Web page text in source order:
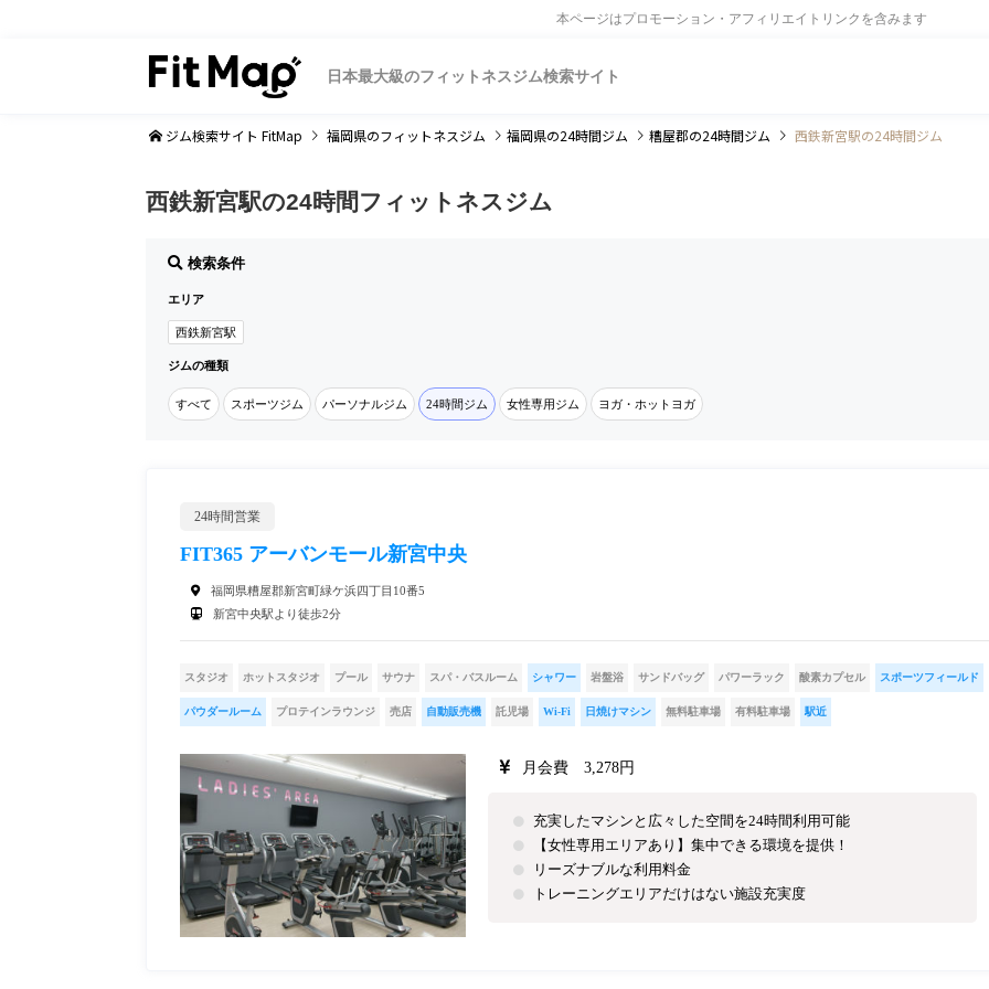
本ページはプロモーション・アフィリエイトリンクを含みます
日本最大級のフィットネスジム検索サイト
ジム検索サイト FitMap 福岡県のフィットネスジム 福岡県の24時間ジム 糟屋郡の24時間ジム 西鉄新宮駅の24時間ジム
西鉄新宮駅の24時間フィットネスジム
検索条件
エリア
西鉄新宮駅
ジムの種類
すべて スポーツジム パーソナルジム 24時間ジム 女性専用ジム ヨガ・ホットヨガ
24時間営業
FIT365 アーバンモール新宮中央
福岡県糟屋郡新宮町緑ケ浜四丁目10番5
新宮中央駅より徒歩2分
スタジオ ホットスタジオ プール サウナ スパ・バスルーム シャワー 岩盤浴 サンドバッグ パワーラック 酸素カプセル スポーツフィールド
パウダールーム プロテインラウンジ 売店 自動販売機 託児場 Wi-Fi 日焼けマシン 無料駐車場 有料駐車場 駅近
月会費 3,278円
充実したマシンと広々した空間を24時間利用可能
【女性専用エリアあり】集中できる環境を提供！
リーズナブルな利用料金
トレーニングエリアだけはない施設充実度